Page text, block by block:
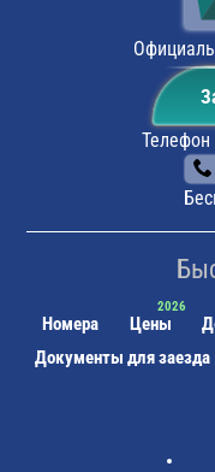
до ж/д
трамвае №2 до
пешком 5 мин. до
Номера Цены
Документы для заезда